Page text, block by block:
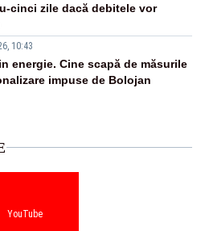
cinci zile dacă debitele vor
10:43
energie. Cine scapă de măsurile
impuse de Bolojan
YouTube